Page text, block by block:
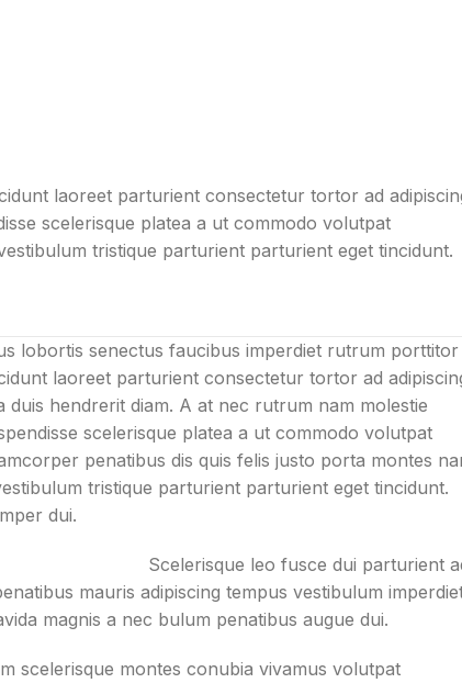
laoreet parturient consectetur tortor ad
scelerisque platea a ut commodo volutpat
tristique parturient parturient eget tincidunt.
lobortis senectus faucibus imperdiet rutrum porttitor
laoreet parturient consectetur tortor ad
duis hendrerit diam. A at nec rutrum nam molestie
scelerisque platea a ut commodo volutpat
penatibus dis quis felis justo porta montes
tristique parturient parturient eget tincidunt.
dui.
Scelerisque leo fusce dui parturient
mauris adipiscing tempus vestibulum
magnis a nec bulum penatibus augue dui.
scelerisque montes conubia vivamus volutpat